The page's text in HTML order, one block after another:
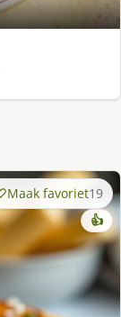
Maak favoriet19
👍